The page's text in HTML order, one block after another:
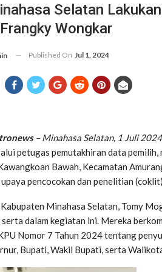
Selatan
Wongkar
Published On Jul 1, 2024
– Minahasa Selatan, 1 Juli 2024
petugas pemutakhiran data
Bawah, Kecamatan
pencocokan dan penelitian
Minahasa Selatan, Tomy
dalam kegiatan ini. Mereka
Nomor 7 Tahun 2024 tentang
Bupati, Wakil Bupati, serta